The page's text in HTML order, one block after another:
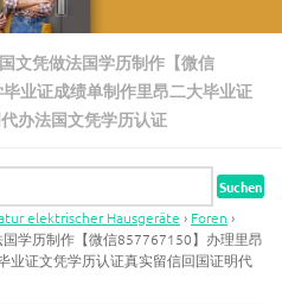
文凭做法国学历制作【微信
业证成绩单制作里昂二大毕业证
办法国文凭学历认证
elektrischer Hausgeräte › Foren ›
学历制作【微信857767150】办理里昂
业证文凭学历认证真实留信回国证明代